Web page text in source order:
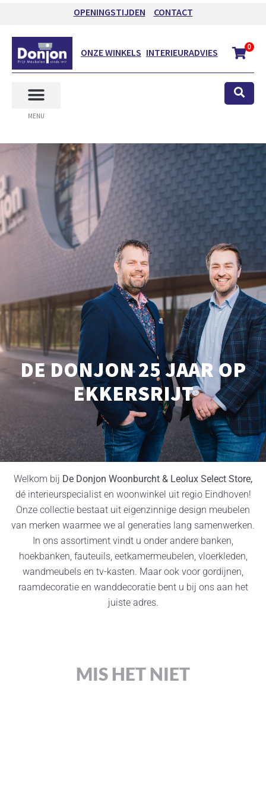
OPENINGSTIJDEN CONTACT
ONZE WINKELS INTERIEURADVIES 0
MENU
DE DONJON 25 JAAR OP
EKKERSRIJT
Welkom bij De Donjon Woonburcht & Leolux Select Store,
dé interieurspecialist en woonwinkel uit regio Eindhoven!
Onze collectie bestaat uit eigenzinnige design meubelen
van merken waarmee we al generaties lang samenwerken.
In ons assortiment vindt u onder andere banken,
hoekbanken, fauteuils, eetkamermeubelen, vloerkleden,
wandmeubels en tv-kasten. Maar ook voor gordijnen,
raamdecoratie en wanddecoratie bent u bij ons aan het
juiste adres.
MIS HET NIET